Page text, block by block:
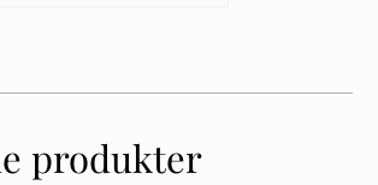
produkter